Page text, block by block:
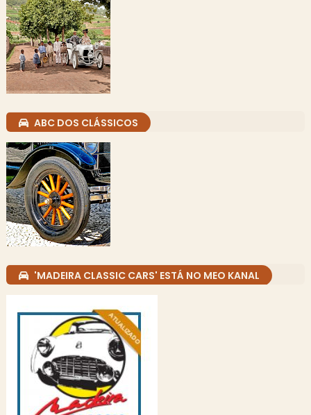
ABC DOS CLÁSSICOS
'MADEIRA CLASSIC CARS' ESTÁ NO MEO KANAL